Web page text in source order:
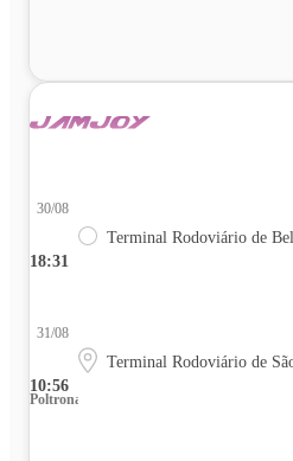
18:31
30/08
Terminal Rodoviário de
10:56
31/08
Terminal Rodoviário de
Poltrona